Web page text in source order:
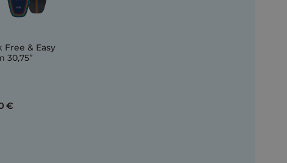
Free & Easy
30,75”
€